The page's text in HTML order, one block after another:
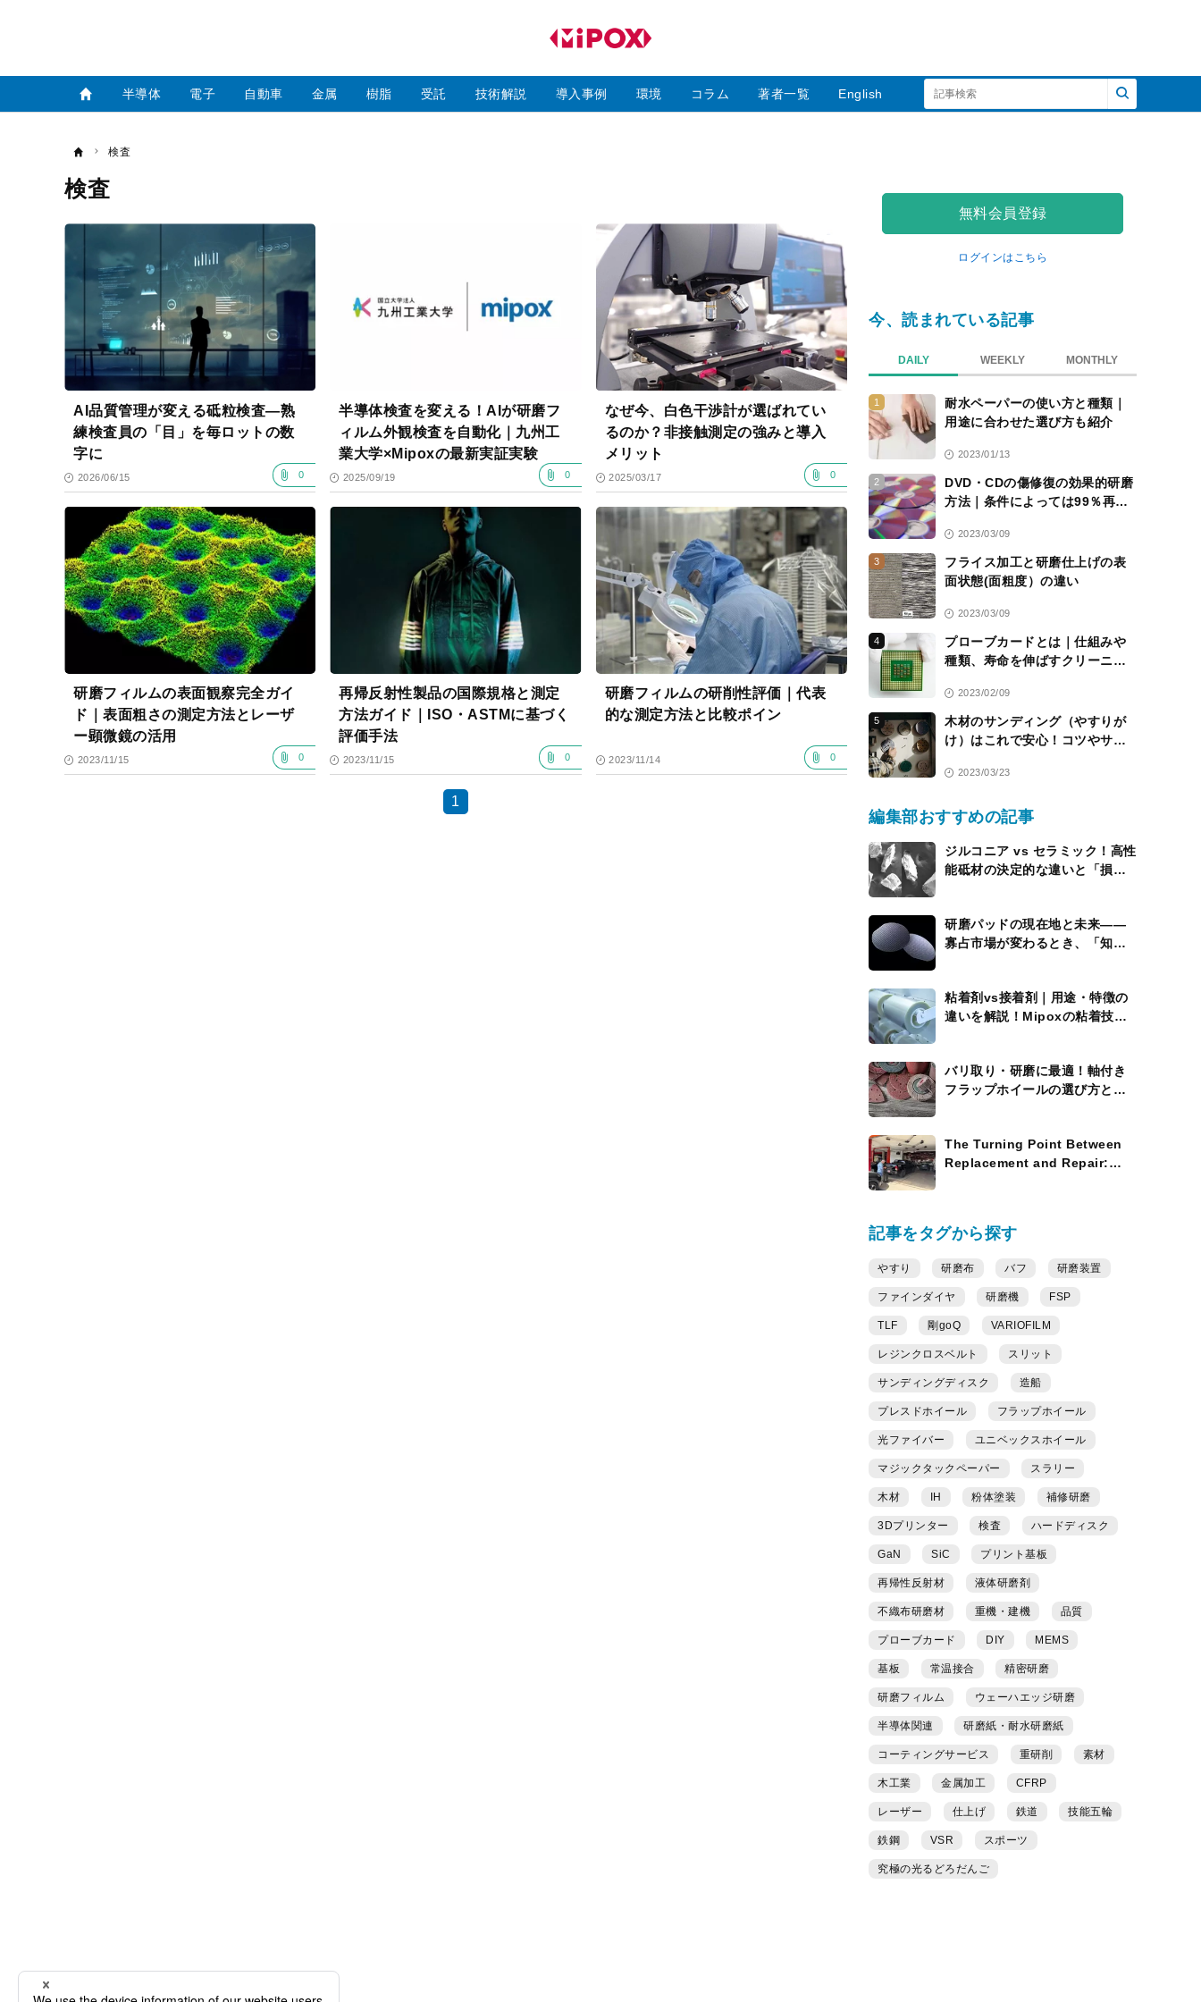
半導体 電子 自動車 金属 樹脂 受託 技術解説 導入事例 環境 コラム 著者一覧 English
検査
検査
記
一
AI品質管理が変える砥粒検査―熟
練検査員の「目」を毎ロットの数
字に
2026/06/15 0
半導体検査を変える！AIが研磨フ
ィルム外観検査を自動化｜九州工
業大学×Mipoxの最新実証実験
2025/09/19 0
なぜ今、白色干渉計が選ばれてい
るのか？非接触測定の強みと導入
メリット
2025/03/17 0
研磨フィルムの表面観察完全ガイ
ド｜表面粗さの測定方法とレーザ
ー顕微鏡の活用
2023/11/15 0
再帰反射性製品の国際規格と測定
方法ガイド｜ISO・ASTMに基づく
評価手法
2023/11/15 0
研磨フィルムの研削性評価｜代表
的な測定方法と比較ポイン
2023/11/14 0
1
無料会員登録
ログインはこちら
今、読まれている記事
DAILY WEEKLY MONTHLY
1
耐水ペーパーの使い方と種類｜
用途に合わせた選び方も紹介
2023/01/13
2
DVD・CDの傷修復の効果的研磨
方法｜条件によっては99％再生
2023/03/09
3
フライス加工と研磨仕上げの表
面状態(面粗度）の違い
2023/03/09
4
プローブカードとは｜仕組みや
種類、寿命を伸ばすクリーニン
2023/02/09
5
木材のサンディング（やすりが
け）はこれで安心！コツやサン
2023/03/23
編集部おすすめの記事
ジルコニア vs セラミック！高性
能砥材の決定的な違いと「損を
研磨パッドの現在地と未来――
寡占市場が変わるとき、「知能
粘着剤vs接着剤｜用途・特徴の
違いを解説！Mipoxの粘着技術
バリ取り・研磨に最適！軸付き
フラップホイールの選び方と活
The Turning Point Between
Replacement and Repair:
記事をタグから探す
やすり 研磨布 バフ 研磨装置
ファインダイヤ 研磨機 FSP
TLF 剛goQ VARIOFILM
レジンクロスベルト スリット
サンディングディスク 造船
プレスドホイール フラップホイール
光ファイバー ユニベックスホイール
マジックタックペーパー スラリー
木材 IH 粉体塗装 補修研磨
3Dプリンター 検査 ハードディスク
GaN SiC プリント基板
再帰性反射材 液体研磨剤
不織布研磨材 重機・建機 品質
プローブカード DIY MEMS
基板 常温接合 精密研磨
研磨フィルム ウェーハエッジ研磨
半導体関連 研磨紙・耐水研磨紙
コーティングサービス 重研削 素材
木工業 金属加工 CFRP
レーザー 仕上げ 鉄道 技能五輪
鉄鋼 VSR スポーツ
究極の光るどろだんご